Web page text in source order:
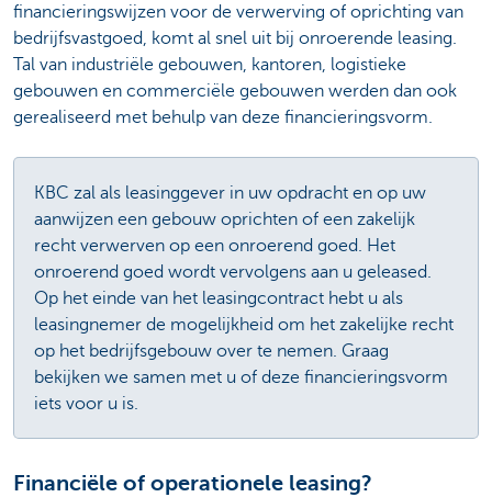
financieringswijzen voor de verwerving of oprichting van
bedrijfsvastgoed, komt al snel uit bij onroerende leasing.
Tal van industriële gebouwen, kantoren, logistieke
gebouwen en commerciële gebouwen werden dan ook
gerealiseerd met behulp van deze financieringsvorm.
KBC zal als leasinggever in uw opdracht en op uw
aanwijzen een gebouw oprichten of een zakelijk
recht verwerven op een onroerend goed. Het
onroerend goed wordt vervolgens aan u geleased.
Op het einde van het leasingcontract hebt u als
leasingnemer de mogelijkheid om het zakelijke recht
op het bedrijfsgebouw over te nemen. Graag
bekijken we samen met u of deze financieringsvorm
iets voor u is.
Financiële of operationele leasing?